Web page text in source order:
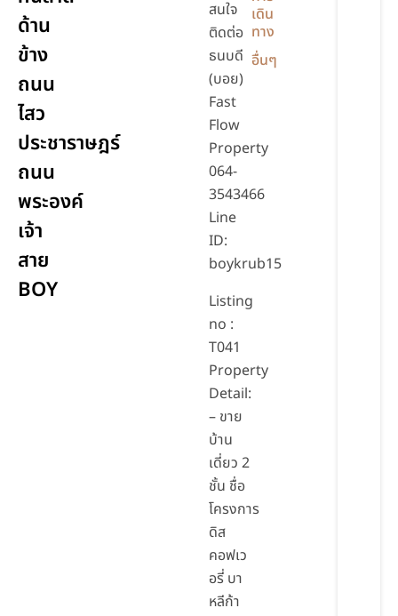
ด้าน
ข้าง
ถนน
ไสว
ประชาราษฎร์
ถนน
พระองค์
เจ้า
สาย
BOY
สนใจ
ติดต่อ
ธนบดี
(บอย)
Fast
Flow
Property
064-
3543466
Line
ID:
boykrub15
Listing
no :
T041
Property
Detail:
– ขาย
บ้าน
เดี่ยว 2
ชั้น ชื่อ
โครงการ
ดิส
คอฟเว
อรี่ บา
หลีก้า
เดิน
ทาง
อื่นๆ